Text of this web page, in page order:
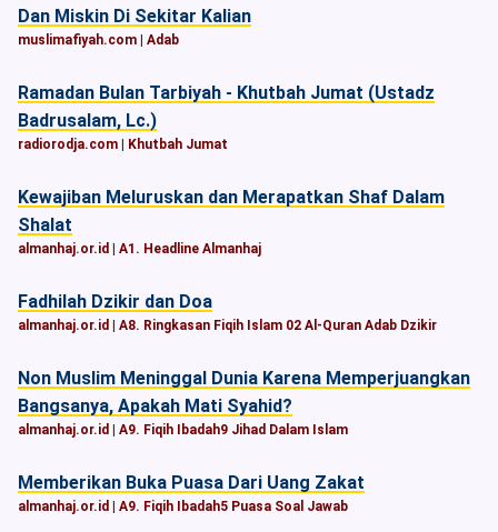
Dan Miskin Di Sekitar Kalian
muslimafiyah.com Adab
Ramadan Bulan Tarbiyah - Khutbah Jumat (Ustadz
Badrusalam, Lc.)
radiorodja.com Khutbah Jumat
Kewajiban Meluruskan dan Merapatkan Shaf Dalam
Shalat
almanhaj.or.id A1. Headline Almanhaj
Fadhilah Dzikir dan Doa
almanhaj.or.id A8. Ringkasan Fiqih Islam 02 Al-Quran Adab Dzikir
Non Muslim Meninggal Dunia Karena Memperjuangkan
Bangsanya, Apakah Mati Syahid?
almanhaj.or.id A9. Fiqih Ibadah9 Jihad Dalam Islam
Memberikan Buka Puasa Dari Uang Zakat
almanhaj.or.id A9. Fiqih Ibadah5 Puasa Soal Jawab